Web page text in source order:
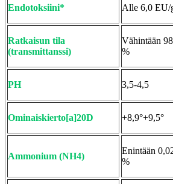
Endotoksiini* Alle 6,0 EU/
Ratkaisun tila
(transmittanssi)
Vähintään
%
PH 3,5-4,5
Ominaiskierto[a]20D +8,9°+9,5°
Ammonium (NH4)
Enintään
%